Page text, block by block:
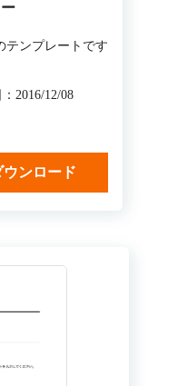
テンプレートです
2016/12/08
ンロード